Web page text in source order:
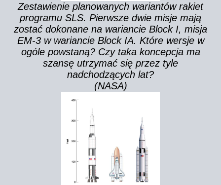
Zestawienie planowanych wariantów rakiet
programu SLS. Pierwsze dwie misje mają
zostać dokonane na wariancie Block I, misja
EM-3 w wariancie Block IA. Które wersje w
ogóle powstaną? Czy taka koncepcja ma
szansę utrzymać się przez tyle
nadchodzących lat?
(NASA)